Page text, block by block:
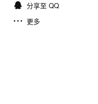
分享至 QQ
更多